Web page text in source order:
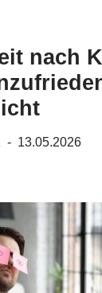
nach
13.05.2026